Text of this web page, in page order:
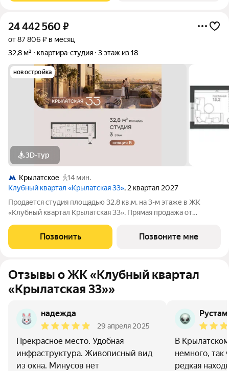
24 442 560 ₽
от 87 806 ₽ в месяц
32,8 м²
квартира-студия 3 этаж из 18
новостройка
3D-тур
Крылатское
14 мин.
Клубный квартал «Крылатская 33», 2 квартал 2027
Продается студия площадью 32.8 кв.м. на 3-м этаже в ЖК
«Клубный квартал Крылатская 33». Прямая продажа от
западе Москвы от специализированного застройщика
«Сияние». Комплекс расположен всего в 15
Позвонить Позвоните мне
Отзывы о ЖК «Клубный квартал
«Крылатская 33»»
надежда
29 апреля 2025
Прекрасное место. Удобная
инфраструктура. Живописный вид
из окна. Минусов нет
В
немного, так
редкая